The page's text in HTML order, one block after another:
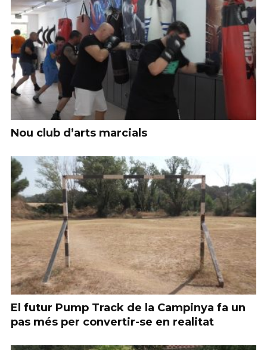
Nou club d’arts marcials
El futur Pump Track de la Campinya fa un
pas més per convertir-se en realitat